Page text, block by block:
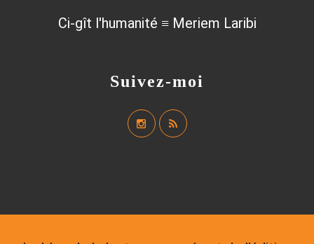
Suivez-moi
Ci-gît l'humanité ≡ Meriem Laribi